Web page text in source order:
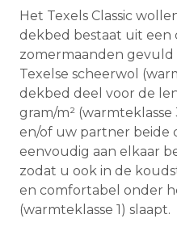
Het Texels Classic
dekbed bestaat uit een
zomermaanden gevuld
Texelse scheerwol
dekbed deel voor de
gram/m²
en/of uw partner beide
eenvoudig aan elkaar
zodat u ook in de
en comfortabel onder
(warmteklasse 1) slaapt.